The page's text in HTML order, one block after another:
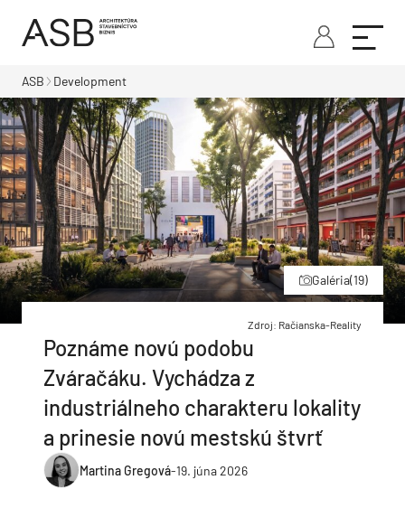
ASB Development
Galéria(19)
Zdroj: Račianska-Reality
Poznáme novú podobu
Zváračáku. Vychádza z
industriálneho charakteru lokality
a prinesie novú mestskú štvrť
Martina Gregová-19. júna 2026